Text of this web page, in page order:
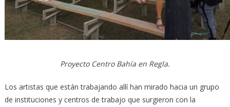
Proyecto Centro Bahía en Regla.
Los artistas que están trabajando allí han mirado hacia un grupo
de instituciones y centros de trabajo que surgieron con la